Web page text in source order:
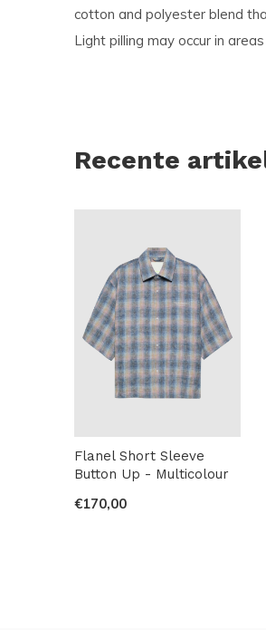
cotton and polyester blend
Light pilling may occur in
Recente
Flanel Short Sleeve
Button Up - Multicolour
€170,00